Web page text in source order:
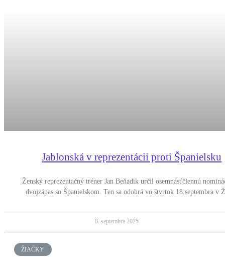
Jablonská v reprezentácii proti Španielsku
Ženský reprezentačný tréner Jan Beňadik určil osemnásťčlennú
dvojzápas so Španielskom. Ten sa odohrá vo štvrtok 18.septembra v
8. septembra 2025
ŽIAČKY